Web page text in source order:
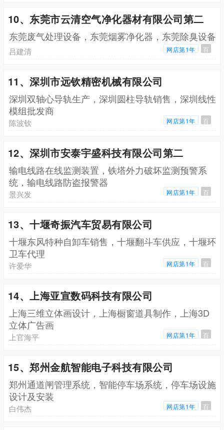
10、东莞市云清空气净化器材有限公司第二
东莞废气处理设备，东莞烟雾净化器，东莞除臭设备
吕建清 网店第1年 百
11、深圳市远钦精密机械有限公司
深圳双轴心导轨生产，深圳圆柱导轨销售，深圳线性
模组批发商
陈波钦 网店第1年 百
12、深圳市安泰宇盛科技有限公司第二
输电线路在线监测装置，铁塔外力破坏监测预警系
统，输电线路防盗报警器
景兴发 网店第1年 百
13、十堰奇振汽车贸易有限公司
十堰东风特种自卸车销售，十堰翻斗车供应，十堰环
卫车代理
许爱华 网店第1年 百
14、上海亚宣数码科技有限公司
上海三维立体画设计，上海橱窗道具制作，上海3D
立体广告画
上官海平 网店第1年 百
15、郑州金航智能电子科技有限公司
郑州通道闸管理系统，智能停车场系统，停车场设施
设计及安装
白伟杰 网店第1年 百